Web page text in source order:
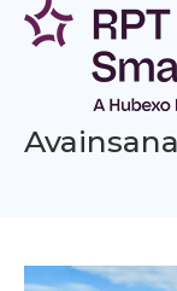
Siirry
sisältöön